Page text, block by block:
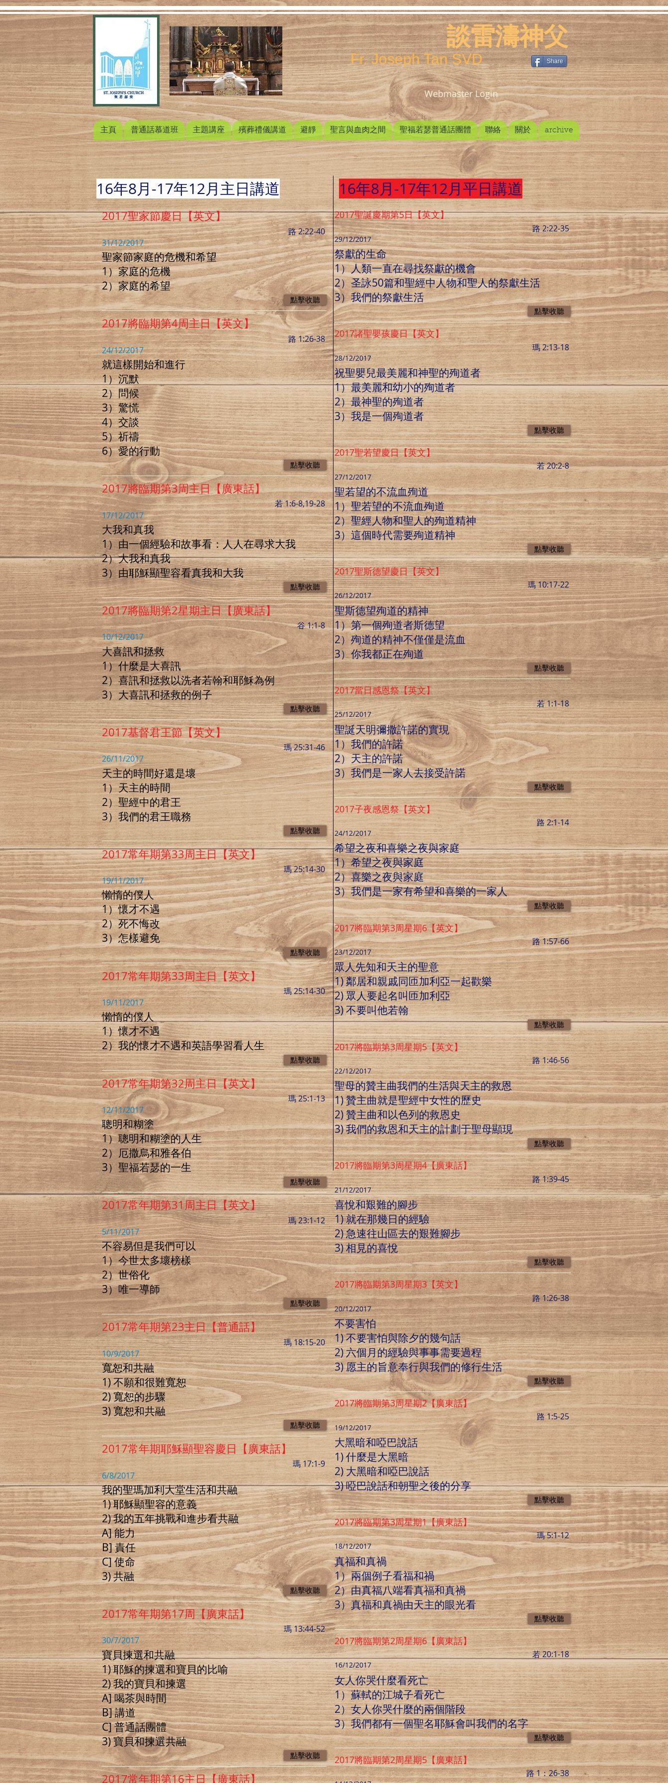
Fr. Joseph Tan SVD
談雷濤神父
Share
Webmaster Login
主頁 普通話慕道班 主題講座 殯葬禮儀講道 避靜 聖言與血肉之間 聖福若瑟普通話團體 聯絡 關於 archive
16年8月-17年12月主日講道
2017聖家節慶日【英文】
路 2:22-40
31/12/2017
聖家節家庭的危機和希望
1）家庭的危機
2）家庭的希望
點擊收聽
2017將臨期第4周主日【英文】
路 1:26-38
24/12/2017
就這樣開始和進行
1）沉默
2）問候
3）驚慌
4）交談
5）祈禱
6）愛的行動
點擊收聽
2017將臨期第3周主日【廣東話】
若 1:6-8,19-28
17/12/2017
大我和真我
1）由一個經驗和故事看：人人在尋求大我
2）大我和真我
3）由耶穌顯聖容看真我和大我
點擊收聽
2017將臨期第2星期主日【廣東話】
谷 1:1-8
10/12/2017
大喜訊和拯救
1）什麼是大喜訊
2）喜訊和拯救以洗者若翰和耶穌為例
3）大喜訊和拯救的例子
點擊收聽
2017基督君王節【英文】
瑪 25:31-46
26/11/2017
天主的時間好還是壞
1）天主的時間
2）聖經中的君王
3）我們的君王職務
點擊收聽
2017常年期第33周主日【英文】
瑪 25:14-30
19/11/2017
懶惰的僕人
1）懷才不遇
2）死不悔改
3）怎樣避免
點擊收聽
2017常年期第33周主日【英文】
瑪 25:14-30
19/11/2017
懶惰的僕人
1）懷才不遇
2）我的懷才不遇和英語學習看人生
點擊收聽
2017常年期第32周主日【英文】
瑪 25:1-13
12/11/2017
聰明和糊塗
1）聰明和糊塗的人生
2）厄撒烏和雅各伯
3）聖福若瑟的一生
點擊收聽
2017常年期第31周主日【英文】
瑪 23:1-12
5/11/2017
不容易但是我們可以
1）今世太多壞榜樣
2）世俗化
3）唯一導師
點擊收聽
2017常年期第23主日【普通話】
瑪 18:15-20
10/9/2017
寬恕和共融
1) 不願和很難寬恕
2) 寬恕的步驟
3) 寬恕和共融
點擊收聽
2017常年期耶穌顯聖容慶日【廣東話】
瑪 17:1-9
6/8/2017
我的聖瑪加利大堂生活和共融
1) 耶穌顯聖容的意義
2) 我的五年挑戰和進步看共融
A] 能力
B] 責任
C] 使命
3) 共融
點擊收聽
2017常年期第17周【廣東話】
瑪 13:44-52
30/7/2017
寶貝揀選和共融
1) 耶穌的揀選和寶貝的比喻
2) 我的寶貝和揀選
A] 喝茶與時間
B] 講道
C] 普通話團體
3) 寶貝和揀選共融
點擊收聽
2017常年期第16主日【廣東話】
16年8月-17年12月平日講道
2017聖誕慶期第5日【英文】
路 2:22-35
29/12/2017
祭獻的生命
1）人類一直在尋找祭獻的機會
2）圣詠50篇和聖經中人物和聖人的祭獻生活
3）我們的祭獻生活
點擊收聽
2017諸聖嬰孩慶日【英文】
瑪 2:13-18
28/12/2017
祝聖嬰兒最美麗和神聖的殉道者
1）最美麗和幼小的殉道者
2）最神聖的殉道者
3）我是一個殉道者
點擊收聽
2017聖若望慶日【英文】
若 20:2-8
27/12/2017
聖若望的不流血殉道
1）聖若望的不流血殉道
2）聖經人物和聖人的殉道精神
3）這個時代需要殉道精神
點擊收聽
2017聖斯德望慶日【英文】
瑪 10:17-22
26/12/2017
聖斯德望殉道的精神
1）第一個殉道者斯德望
2）殉道的精神不僅僅是流血
3）你我都正在殉道
點擊收聽
2017當日感恩祭【英文】
若 1:1-18
25/12/2017
聖誕天明彌撒許諾的實現
1）我們的許諾
2）天主的許諾
3）我們是一家人去接受許諾
點擊收聽
2017子夜感恩祭【英文】
路 2:1-14
24/12/2017
希望之夜和喜樂之夜與家庭
1）希望之夜與家庭
2）喜樂之夜與家庭
3）我們是一家有希望和喜樂的一家人
點擊收聽
2017將臨期第3周星期6【英文】
路 1:57-66
23/12/2017
眾人先知和天主的聖意
1) 鄰居和親戚同匝加利亞一起歡樂
2) 眾人要起名叫匝加利亞
3) 不要叫他若翰
點擊收聽
2017將臨期第3周星期5【英文】
路 1:46-56
22/12/2017
聖母的贊主曲我們的生活與天主的救恩
1) 贊主曲就是聖經中女性的歷史
2) 贊主曲和以色列的救恩史
3) 我們的救恩和天主的計劃于聖母顯現
點擊收聽
2017將臨期第3周星期4【廣東話】
路 1:39-45
21/12/2017
喜悅和艱難的腳步
1) 就在那幾日的經驗
2) 急速往山區去的艱難腳步
3) 相見的喜悅
點擊收聽
2017將臨期第3周星期3【英文】
路 1:26-38
20/12/2017
不要害怕
1) 不要害怕與除夕的幾句話
2) 六個月的經驗與事事需要過程
3) 愿主的旨意奉行與我們的修行生活
點擊收聽
2017將臨期第3周星期2【廣東話】
路 1:5-25
19/12/2017
大黑暗和啞巴說話
1) 什麼是大黑暗
2) 大黑暗和啞巴說話
3) 啞巴說話和朝聖之後的分享
點擊收聽
2017將臨期第3周星期1【廣東話】
瑪 5:1-12
18/12/2017
真福和真禍
1）兩個例子看福和禍
2）由真福八端看真福和真禍
3）真福和真禍由天主的眼光看
點擊收聽
2017將臨期第2周星期6【廣東話】
若 20:1-18
16/12/2017
女人你哭什麼看死亡
1）蘇軾的江城子看死亡
2）女人你哭什麼的兩個階段
3）我們都有一個聖名耶穌會叫我們的名字
點擊收聽
2017將臨期第2周星期5【廣東話】
路 1：26-38